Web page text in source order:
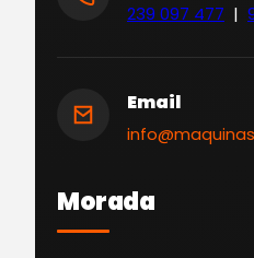
239 097 477 |
Email
Morada